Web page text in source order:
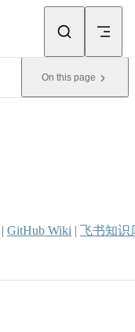
On this page
| GitHub Wiki | 飞书知识